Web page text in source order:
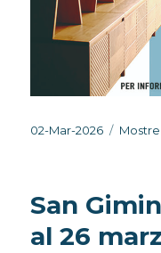
Pubblicato
02-Mar-2026
San
al 26